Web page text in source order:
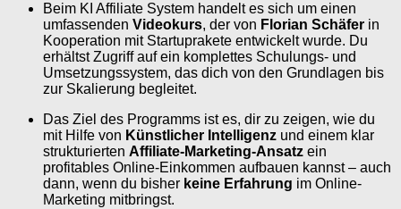
Beim KI Affiliate System handelt es sich um einen
umfassenden Videokurs, der von Florian Schäfer in
Kooperation mit Startuprakete entwickelt wurde. Du
erhältst Zugriff auf ein komplettes Schulungs- und
Umsetzungssystem, das dich von den Grundlagen bis
zur Skalierung begleitet.
Das Ziel des Programms ist es, dir zu zeigen, wie du
mit Hilfe von Künstlicher Intelligenz und einem klar
strukturierten Affiliate-Marketing-Ansatz ein
profitables Online-Einkommen aufbauen kannst – auch
dann, wenn du bisher keine Erfahrung im Online-
Marketing mitbringst.